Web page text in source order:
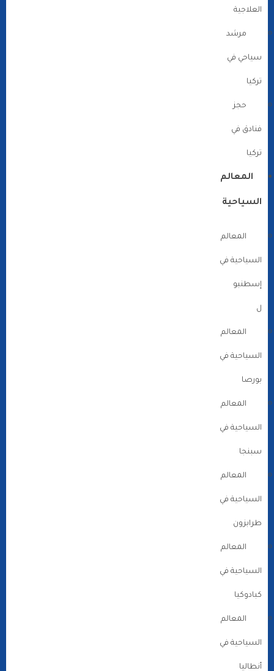
العلاجية
مرشد
سياحي في
تركيا
حجز
فنادق في
تركيا
المعالم
السياحية
المعالم
السياحية في
إسطنبو
ل
المعالم
السياحية في
بورصا
المعالم
السياحية في
سبنجا
المعالم
السياحية في
طرابزون
المعالم
السياحية في
كبادوكيا
المعالم
السياحية في
أنطاليا